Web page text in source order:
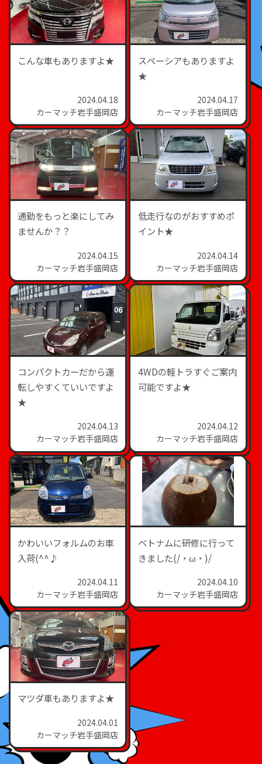
こんな車もありますよ★
2024.04.18
カーマッチ岩手盛岡店
スペーシアもありますよ
★
2024.04.17
カーマッチ岩手盛岡店
通勤をもっと楽にしてみ
ませんか？？
2024.04.15
カーマッチ岩手盛岡店
低走行なのがおすすめポ
イント★
2024.04.14
カーマッチ岩手盛岡店
コンパクトカーだから運
転しやすくていいですよ
★
2024.04.13
カーマッチ岩手盛岡店
4WDの軽トラすぐご案内
可能ですよ★
2024.04.12
カーマッチ岩手盛岡店
かわいいフォルムのお車
入荷(^^♪
2024.04.11
カーマッチ岩手盛岡店
ベトナムに研修に行って
きました(/・ω・)/
2024.04.10
カーマッチ岩手盛岡店
マツダ車もありますよ★
2024.04.01
カーマッチ岩手盛岡店